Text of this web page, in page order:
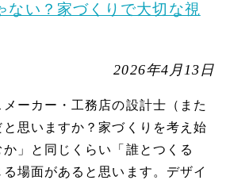
ない？家づくりで大切な視
2026年4月13日
ーカー・工務店の設計士（また
思いますか？家づくりを考え始
」と同じくらい「誰とつくる
場面があると思います。デザイ